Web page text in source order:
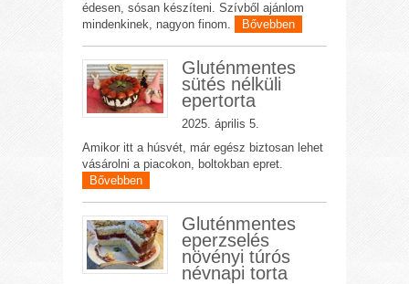
édesen, sósan készíteni. Szívből ajánlom
mindenkinek, nagyon finom.
Bővebben
Gluténmentes
sütés nélküli
epertorta
2025. április 5.
Amikor itt a húsvét, már egész biztosan lehet
vásárolni a piacokon, boltokban epret.
Bővebben
Gluténmentes
eperzselés
növényi túrós
névnapi torta